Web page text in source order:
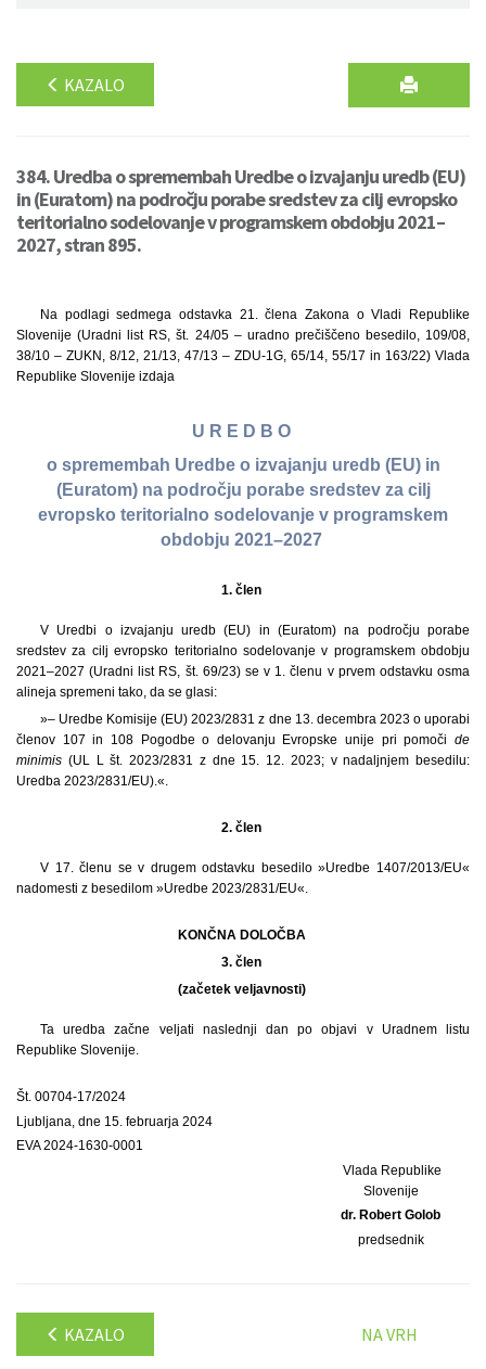
KAZALO
384. Uredba o spremembah Uredbe o izvajanju uredb (EU)
in (Euratom) na področju porabe sredstev za cilj evropsko
teritorialno sodelovanje v programskem obdobju 2021–
2027, stran 895.
Na podlagi sedmega odstavka 21. člena Zakona o Vladi Republike
Slovenije (Uradni list RS, št. 24/05 – uradno prečiščeno besedilo, 109/08,
38/10 – ZUKN, 8/12, 21/13, 47/13 – ZDU-1G, 65/14, 55/17 in 163/22) Vlada
Republike Slovenije izdaja
U R E D B O
o spremembah Uredbe o izvajanju uredb (EU) in
(Euratom) na področju porabe sredstev za cilj
evropsko teritorialno sodelovanje v programskem
obdobju 2021–2027
1. člen
V Uredbi o izvajanju uredb (EU) in (Euratom) na področju porabe
sredstev za cilj evropsko teritorialno sodelovanje v programskem obdobju
2021–2027 (Uradni list RS, št. 69/23) se v 1. členu v prvem odstavku osma
alineja spremeni tako, da se glasi:
»– Uredbe Komisije (EU) 2023/2831 z dne 13. decembra 2023 o uporabi
členov 107 in 108 Pogodbe o delovanju Evropske unije pri pomoči de
minimis (UL L št. 2023/2831 z dne 15. 12. 2023; v nadaljnjem besedilu:
Uredba 2023/2831/EU).«.
2. člen
V 17. členu se v drugem odstavku besedilo »Uredbe 1407/2013/EU«
nadomesti z besedilom »Uredbe 2023/2831/EU«.
KONČNA DOLOČBA
3. člen
(začetek veljavnosti)
Ta uredba začne veljati naslednji dan po objavi v Uradnem listu
Republike Slovenije.
Št. 00704-17/2024
Ljubljana, dne 15. februarja 2024
EVA 2024-1630-0001
Vlada Republike
Slovenije
dr. Robert Golob
predsednik
KAZALO NA VRH